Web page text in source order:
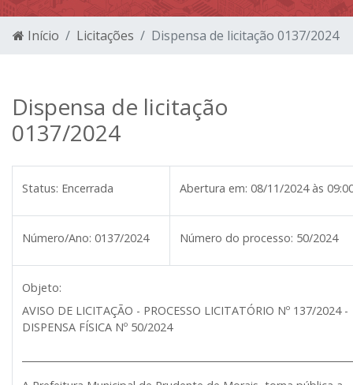
Início Licitações Dispensa de licitação 0137/2024
Dispensa de licitação
0137/2024
Status: Encerrada Abertura em: 08/11/2024 às
Número/Ano: 0137/2024 Número do processo: 50/2024
Objeto:
AVISO DE LICITAÇÃO - PROCESSO LICITATÓRIO Nº 137/2024 -
DISPENSA FÍSICA Nº 50/2024